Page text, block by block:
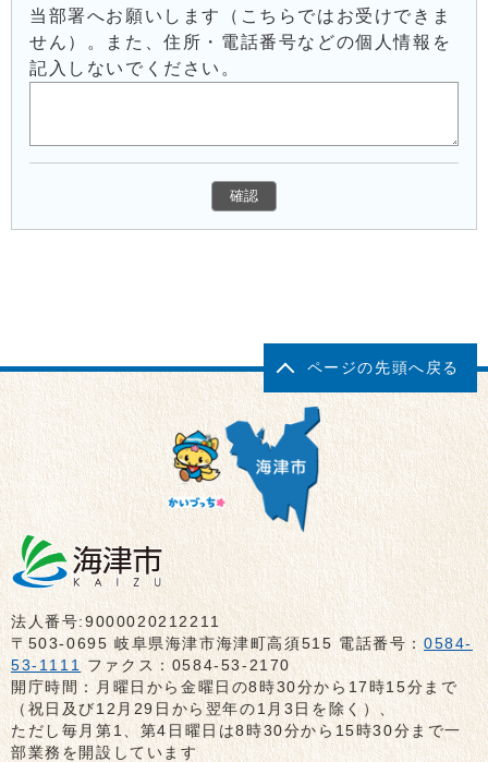
当部署へお願いします（こちらではお受けできま
せん）。また、住所・電話番号などの個人情報を
記入しないでください。
ページの先頭へ戻る
法人番号:9000020212211
〒503-0695 岐阜県海津市海津町高須515 電話番号：0584-
53-1111 ファクス：0584-53-2170
開庁時間：月曜日から金曜日の8時30分から17時15分まで
（祝日及び12月29日から翌年の1月3日を除く）、
ただし毎月第1、第4日曜日は8時30分から15時30分まで一
部業務を開設しています